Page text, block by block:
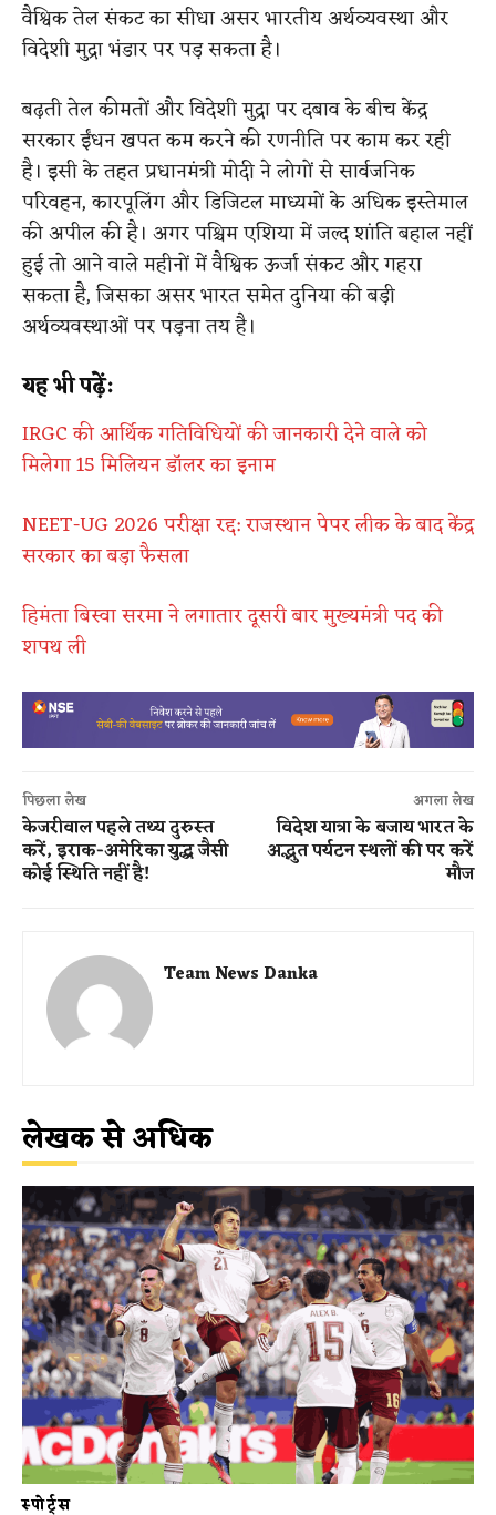
वैश्विक तेल संकट का सीधा असर भारतीय अर्थव्यवस्था और
विदेशी मुद्रा भंडार पर पड़ सकता है।
बढ़ती तेल कीमतों और विदेशी मुद्रा पर दबाव के बीच केंद्र
सरकार ईंधन खपत कम करने की रणनीति पर काम कर रही
है। इसी के तहत प्रधानमंत्री मोदी ने लोगों से सार्वजनिक
परिवहन, कारपूलिंग और डिजिटल माध्यमों के अधिक इस्तेमाल
की अपील की है। अगर पश्चिम एशिया में जल्द शांति बहाल नहीं
हुई तो आने वाले महीनों में वैश्विक ऊर्जा संकट और गहरा
सकता है, जिसका असर भारत समेत दुनिया की बड़ी
अर्थव्यवस्थाओं पर पड़ना तय है।
यह भी पढ़ें:
IRGC की आर्थिक गतिविधियों की जानकारी देने वाले को
मिलेगा 15 मिलियन डॉलर का इनाम
NEET-UG 2026 परीक्षा रद्द: राजस्थान पेपर लीक के बाद केंद्र
सरकार का बड़ा फैसला
हिमंता बिस्वा सरमा ने लगातार दूसरी बार मुख्यमंत्री पद की
शपथ ली
पिछला लेख
केजरीवाल पहले तथ्य दुरुस्त
करें, इराक-अमेरिका युद्ध जैसी
कोई स्थिति नहीं है!
अगला लेख
विदेश यात्रा के बजाय भारत के
अद्भुत पर्यटन स्थलों की पर करें
मौज
Team News Danka
लेखक से अधिक
स्पोर्ट्स